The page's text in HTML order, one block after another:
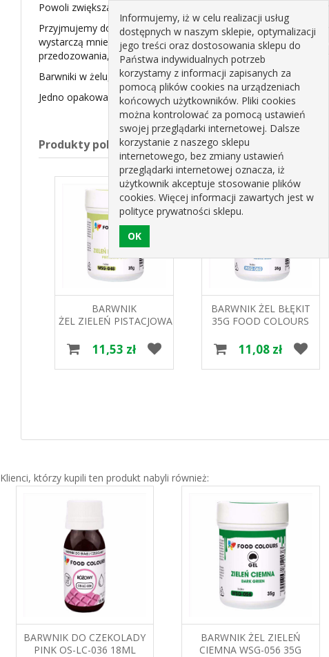
Powoli zwiększając dozy do uzyskania pożądanego koloru, a
Przyjmujemy dozowanie barwników w Żelu na poziomie 1-3
wystarczą mniejsze dozy (nawet od 0,1g/kg), dla silniejszych
przedozowania, barwnik może migrować oraz upłynnić
Barwniki w żelu, można z sobą mieszać.
Jedno opakowanie zawiera 35g barwnika.
Produkty pokrewne
BARWNIK
ŻEL ZIELEŃ PISTACJOWA WSG-
COLOURS
11,53 zł
BARWNIK ŻEL BŁĘKIT
35G FOOD COLOURS
11,08 zł
Klienci, którzy kupili ten produkt nabyli również:
BARWNIK DO CZEKOLADY
PINK OS-LC-036 18ML
BARWNIK ŻEL ZIELEŃ
CIEMNA WSG-056 35G
Informujemy, iż w celu realizacji usług
dostępnych w naszym sklepie, optymalizacji
jego treści oraz dostosowania sklepu do
Państwa indywidualnych potrzeb
korzystamy z informacji zapisanych za
pomocą plików cookies na urządzeniach
końcowych użytkowników. Pliki cookies
można kontrolować za pomocą ustawień
swojej przeglądarki internetowej. Dalsze
korzystanie z naszego sklepu
internetowego, bez zmiany ustawień
przeglądarki internetowej oznacza, iż
użytkownik akceptuje stosowanie plików
cookies. Więcej informacji zawartych jest w
polityce prywatności sklepu.